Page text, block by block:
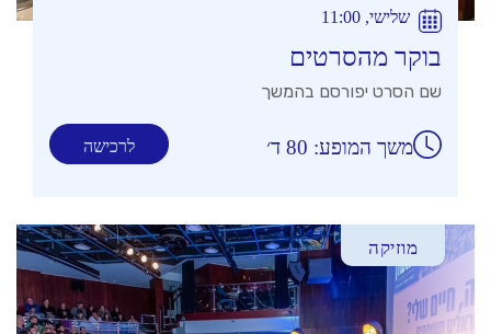
שלישי, 11:00
בוקר מהסרטים
שם הסרט יפורסם בהמשך
לרכישה משך המופע: 80 ד׳
מוזיקה